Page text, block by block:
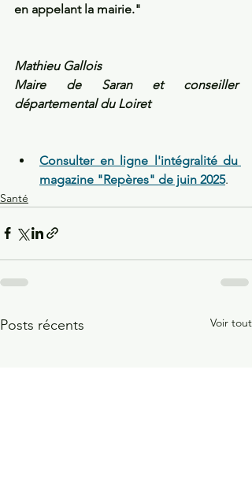
en appelant la mairie."
Mathieu Gallois
Maire de Saran et conseiller
départemental du Loiret
Consulter en ligne l'intégralité du
magazine "Repères" de juin 2025.
Santé
Posts récents Voir tout